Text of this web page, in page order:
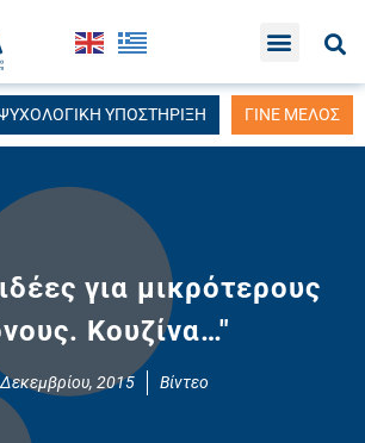
ΥΠΟΣΤΗΡΙΞΗ ΓΙΝΕ ΜΕΛΟΣ
για μικρότερους
Κουζίνα…"
2015 Βίντεο